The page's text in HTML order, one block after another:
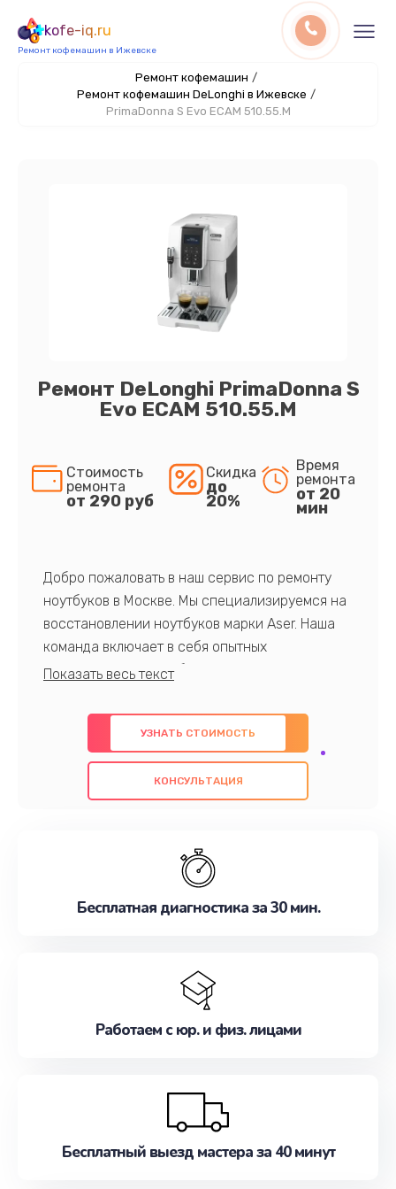
kofe-iq.ru
Ремонт кофемашин в Ижевске
Ремонт кофемашин /
Ремонт кофемашин DeLonghi в Ижевске /
PrimaDonna S Evo ECAM 510.55.M
Ремонт DeLonghi PrimaDonna S
Evo ECAM 510.55.M
Стоимость
ремонта
от 290 руб
Скидка
до
20%
Время
ремонта
от 20
мин
Добро пожаловать в наш сервис по ремонту
ноутбуков в Москве. Мы специализируемся на
восстановлении ноутбуков марки Aser. Наша
команда включает в себя опытных
профессионалов с обширными знаниями и
предлагаем быстрый и качественный ремонт с
использованием оригинальных компонентов, а
также гарантируем качество всех
проведенных работ. Наша цель - предоставить
наилучшим образом. Не медлите записаться на
УЗНАТЬ СТОИМОСТЬ
КОНСУЛЬТАЦИЯ
Бесплатная диагностика за 30 мин.
Работаем с юр. и физ. лицами
Бесплатный выезд мастера за 40 минут